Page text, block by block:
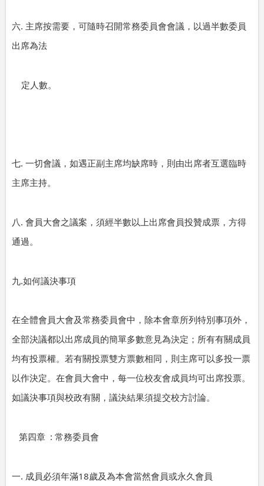
六. 主席按需要，可隨時召開常務委員會會議，以過半數委員
出席為法
定人數。
七. 一切會議，如遇正副主席均缺席時，則由出席者互選臨時
主席主持。
八 . 會員大會之議案，須經半數以上出席會員投贊成票，方得
通過。
九.如何議決事項
在全體會員大會及常務委員會中，除本會章所列特別事項外，
全部決議都以出席成員的簡單多數意見為決定；所有有關成員
均有投票權。若有關投票雙方票數相同，則主席可以多投一票
以作決定。在會員大會中，每一位校友會成員均可出席投票。
如議決事項與校政有關，議決結果須提交校方討論。
第四章 : 常務委員會
一. 成員必須年滿18歲及為本會當然會員或永久會員